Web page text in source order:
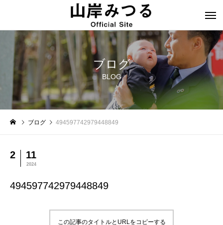
ブログ
BLOG
ブログ 494597742979448849
2 11
2024
494597742979448849
この記事のタイトルとURLをコピーする